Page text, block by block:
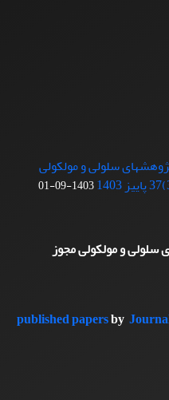
سلولی و مولکولی
1403-09-01
و مولکولی مجوز
published papersby